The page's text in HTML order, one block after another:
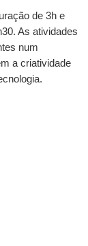
de 3h e
As atividades
num
a criatividade